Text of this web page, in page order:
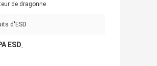
de dragonne
d'ESD
ESD,